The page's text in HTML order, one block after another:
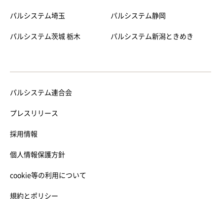
パルシステム埼玉
パルシステム茨城 栃木
パルシステム静岡
パルシステム新潟ときめき
パルシステム連合会
プレスリリース
採用情報
個人情報保護方針
cookie等の利用について
規約とポリシー